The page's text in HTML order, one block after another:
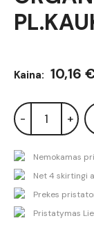
Kaina: 10,16
- +
Nemokamas
Net 4 skirtingi
Prekes
Pristatymas